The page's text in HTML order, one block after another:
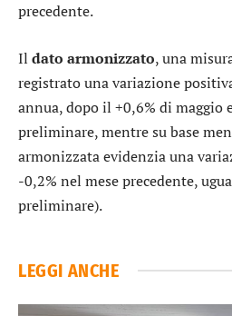
precedente.
Il dato armonizzato, una
registrato una variazione
annua, dopo il +0,6% di maggio
preliminare, mentre su base
armonizzata evidenzia una
-0,2% nel mese precedente,
preliminare).
LEGGI ANCHE